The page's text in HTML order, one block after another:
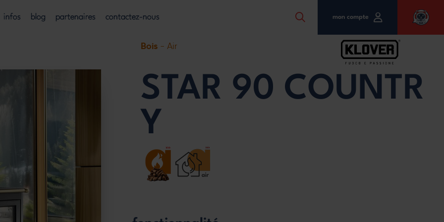
infos blog partenaires contactez-nous mon compte
Bois - Air
STAR 90 COUNTR
Y